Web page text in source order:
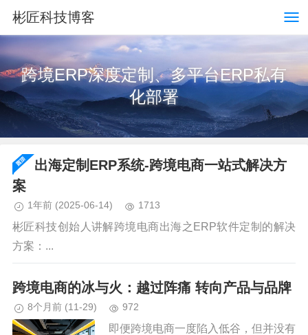
彬匠科技博客
跨境ERP深度定制、多平台ERP私有
化部署
出海定制ERP系统-跨境电商一站式解决方
案
1年前 (2025-06-14) 1713
彬匠科技创始人讲解跨境电商出海之ERP软件定制的解决
方案：...
跨境电商的冰与火：越过阵痛 转向产品与品牌
8个月前 (11-29) 972
即便跨境电商一度陷入低谷，但并没有